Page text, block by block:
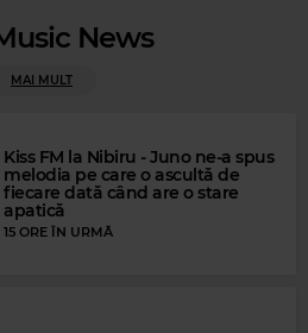
News
MAI MULT
Kiss FM la Nibiru - Juno ne-a spus
melodia pe care o ascultă de
fiecare dată când are o stare
apatică
15 ORE ÎN URMĂ